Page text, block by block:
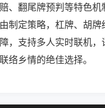
、翻尾牌预判等特色
制定策略，杠牌、胡
，支持多人实时联机
络乡情的绝佳选择。